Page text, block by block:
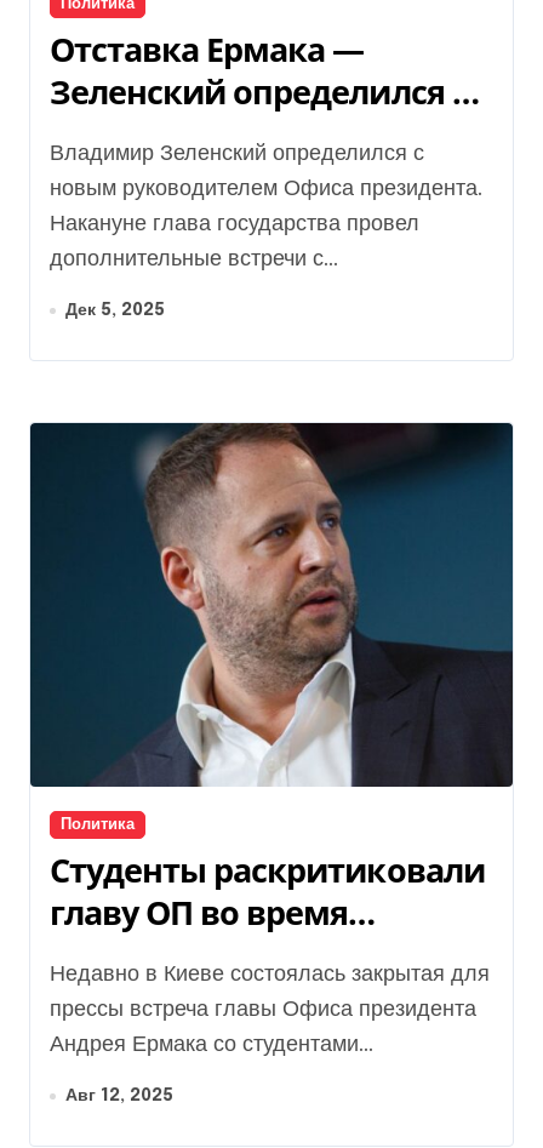
Политика
Отставка Ермака —
Зеленский определился с
новым главой Офиса
президента
Владимир Зеленский определился с
новым руководителем Офиса президента.
Накануне глава государства провел
дополнительные встречи с...
Дек 5, 2025
Политика
Студенты раскритиковали
главу ОП во время
закрытой встречи: как
отреагировал Ермак
Недавно в Киеве состоялась закрытая для
прессы встреча главы Офиса президента
Андрея Ермака со студентами...
Авг 12, 2025